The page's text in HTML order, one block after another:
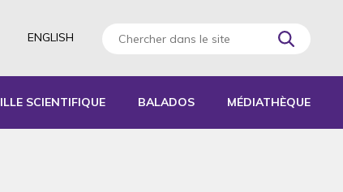
ENGLISH
SCIENTIFIQUE BALADOS MÉDIATHÈQUE